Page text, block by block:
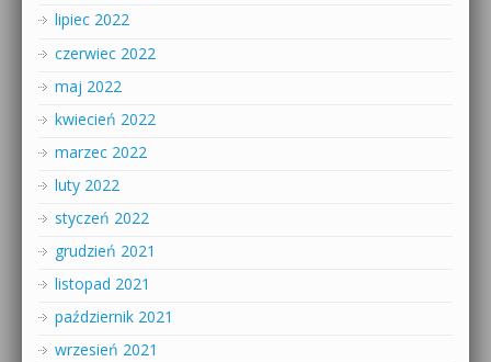
lipiec 2022
czerwiec 2022
maj 2022
kwiecień 2022
marzec 2022
luty 2022
styczeń 2022
grudzień 2021
listopad 2021
październik 2021
wrzesień 2021